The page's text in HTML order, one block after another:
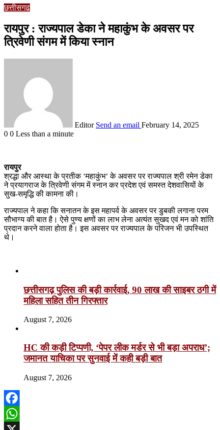
छत्तीसगढ
रायपुर : राज्यपाल डेका ने महाकुंभ के अवसर पर
त्रिवेणी संगम में किया स्नान
Editor Send an email February 14, 2025
0 0 Less than a minute
रायपुर
श्रद्धा और आस्था के प्रतीक ‘महाकुंभ‘ के अवसर पर राज्यपाल श्री रमेन डेका
ने प्रयागराज के त्रिवेणी संगम में स्नान कर प्रदेश एवं समस्त देशवासियों के
सुख-समृद्धि की कामना की।
राज्यपाल ने कहा कि सनातन के इस महापर्व के अवसर पर डुबकी लगाना परम
सौभाग्य की बात है। ऐसे पुण्य क्षणों का लाभ लेना अत्यंत सुखद एवं मन को शांति
प्रदान करने वाला होता है। इस अवसर पर राज्यपाल के परिजन भी उपस्थित
थे।
छत्तीसगढ़ पुलिस की बड़ी कार्रवाई, 90 लाख की साइबर ठगी में
महिला सहित तीन गिरफ्तार
August 7, 2026
HC की कड़ी टिप्पणी, ‘पेपर लीक मर्डर से भी बड़ा अपराध’;
जमानत याचिका पर सुनवाई में कही बड़ी बात
August 7, 2026
Facebook